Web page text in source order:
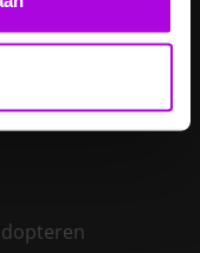
bij honden